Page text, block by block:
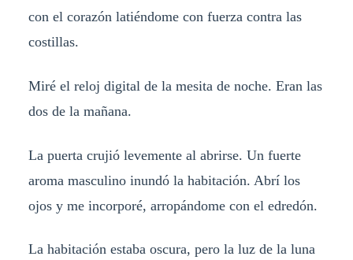
con el corazón latiéndome con fuerza contra las
costillas.
Miré el reloj digital de la mesita de noche. Eran las
dos de la mañana.
La puerta crujió levemente al abrirse. Un fuerte
aroma masculino inundó la habitación. Abrí los
ojos y me incorporé, arropándome con el edredón.
La habitación estaba oscura, pero la luz de la luna